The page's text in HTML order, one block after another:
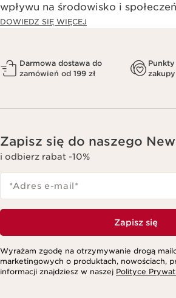
wpływu na środowisko i
DOWIEDZ SIĘ WIĘCEJ
Darmowa dostawa do
zamówień od 199 zł
zakupy
Zapisz się do naszego
i odbierz rabat -10%
*Adres e-mail*
Zapisz się
Wyrażam zgodę na otrzymywanie drogą
marketingowych o produktach, nowościach,
informacji znajdziesz w naszej Polityce